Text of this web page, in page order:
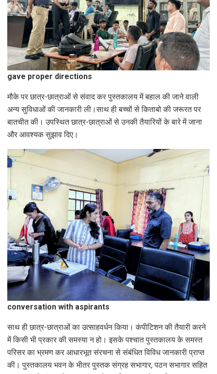
gave proper directions
मौके पर छात्र-छात्राओं से संवाद कर पुस्तकालय में बहाल की जाने वाली
अन्य सुविधाओं की जानकारी ली।साथ ही बच्चों से किताबो की जरूरत पर
बातचीत की। उपस्थित छात्र-छात्राओं से उनकी तैयारियों के बारे में जाना
और आवश्यक सुझाव दिए।
conversation with aspirants
साथ ही छात्र-छात्राओं का उत्साहवर्धन किया। कंपीटिशन की तैयारी करने
में किसी भी प्रकार की समस्या न हो। इसके पश्चात पुस्तकालय के समस्त
परिसर का भ्रमण कर आधारभूत संरचना से संबंधित विविध जानकारी प्राप्त
की। पुस्तकालय भवन के भीतर पुस्तक संग्रह सभागार, पठन सभागार सहित